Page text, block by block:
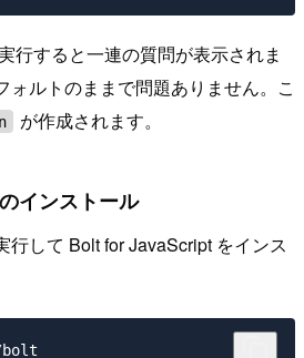
行すると一連の質問が表示されま
ォルトのままで問題ありません。こ
が作成されます。
インストール
行して Bolt for JavaScript をインス